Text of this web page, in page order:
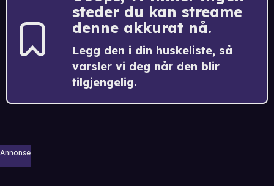
steder du kan streame
denne akkurat nå.
Legg den i din huskeliste, så
varsler vi deg når den blir
tilgjengelig.
Annonse